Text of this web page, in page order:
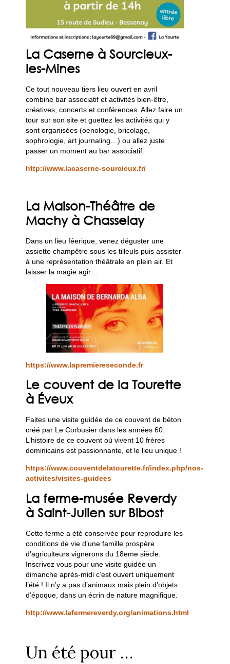
La Caserne à Sourcieux-
les-Mines
Ce tout nouveau tiers lieu ouvert en avril
combine bar associatif et activités bien-être,
créatives, concerts et conférences. Allez faire un
tour sur son site et guettez les activités qui y
sont organisées (oenologie, bricolage,
sophrologie, art journaling…) ou allez juste
passer un moment au bar associatif.
http://www.lacaserne-sourcieux.fr/
La Maison-Théâtre de
Machy à Chasselay
Dans un lieu féerique, venez déguster une
assiette champêtre sous les tilleuls puis assister
à une représentation théâtrale en plein air. Et
laisser la magie agir…
https://www.lapremiereseconde.fr
Le couvent de la Tourette
à Éveux
Faites une visite guidée de ce couvent de béton
créé par Le Corbusier dans les années 60.
L’histoire de ce couvent où vivent 10 frères
dominicains est passionnante, et le lieu unique !
https://www.couventdelatourette.fr/index.php/nos-
activites/visites-guidees
La ferme-musée Reverdy
à Saint-Julien sur Bibost
Cette ferme a été conservée pour reproduire les
conditions de vie d’une famille prospère
d’agriculteurs vignerons du 18eme siècle.
Inscrivez vous pour une visite guidée un
dimanche après-midi c’est ouvert uniquement
l’été ! Il n’y a pas d’animaux mais plein d’objets
d’époque, dans un écrin de nature magnifique.
http://www.lafermereverdy.org/animations.html
Un été pour …